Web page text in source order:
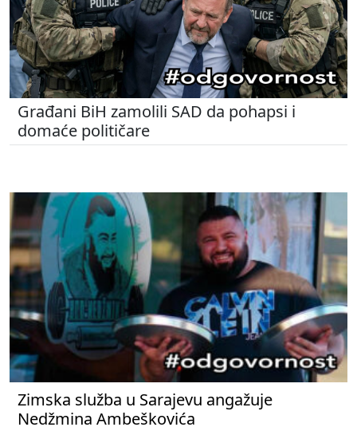
Građani BiH zamolili SAD da pohapsi i
domaće političare
Zimska služba u Sarajevu angažuje
Nedžmina Ambeškovića